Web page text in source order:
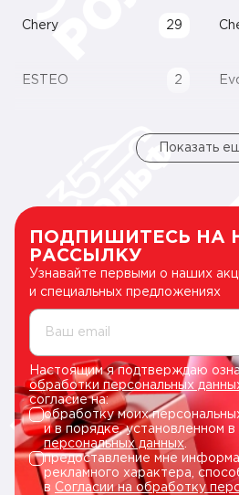
Chery 29
ESTEO 2
Показать
ПОДПИШИТЕСЬ НА
РАССЫЛКУ
Узнавайте первыми о наших
и специальных предложениях
Ваш email
Настоящим я подтверждаю
обработки персональных
согласие на:
обработку моих
и в порядке, установленном в
персональных данных.
предоставление мне
рекламного характера,
в Согласии на обработку